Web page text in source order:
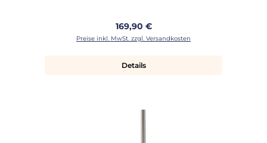
Regulärer Preis:
169,90 €
Preise inkl. MwSt. zzgl. Versandkosten
Details